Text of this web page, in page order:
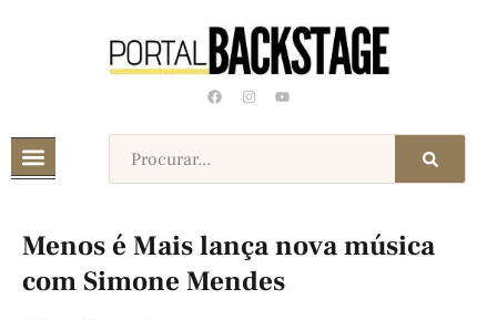
Menos é Mais lança nova música
com Simone Mendes